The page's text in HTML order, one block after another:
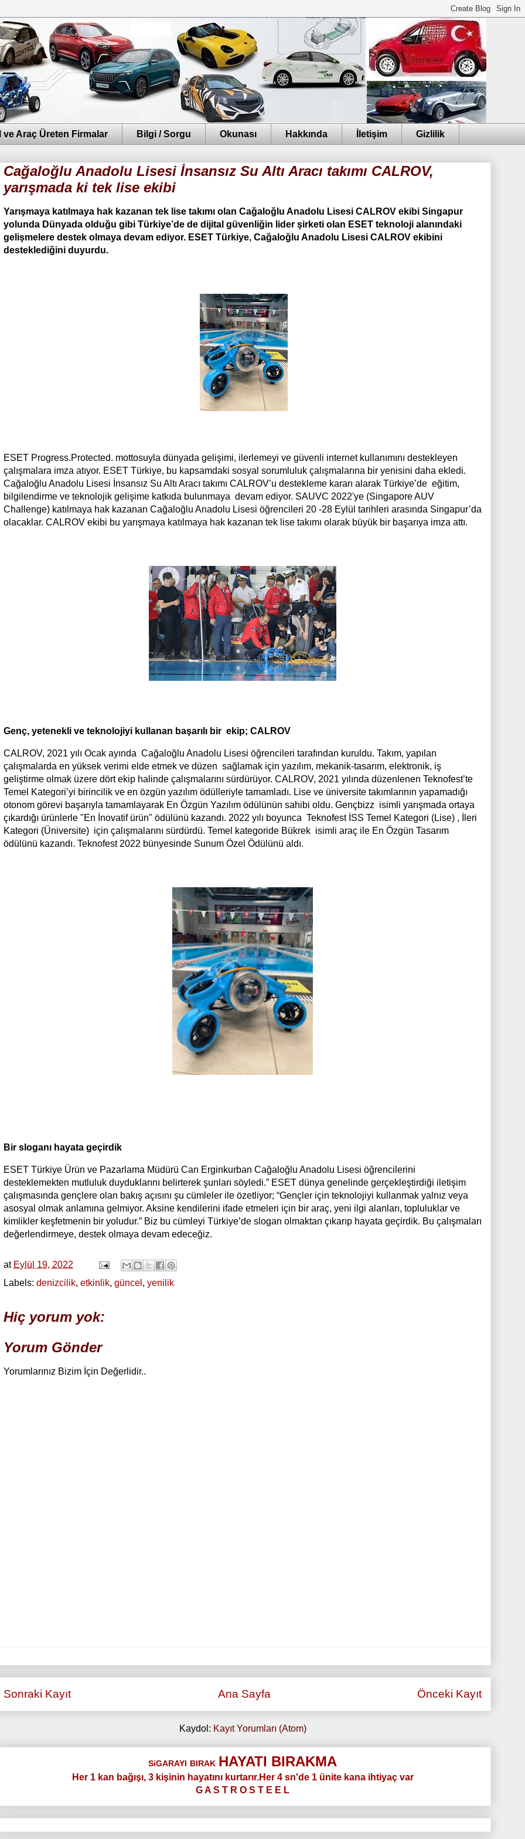
Araç Üreten Firmalar Bilgi / Sorgu Okunası Hakkında İletişim Gizlilik
Cağaloğlu Anadolu Lisesi İnsansız Su Altı Aracı takımı CALROV,
yarışmada ki tek lise ekibi
Yarışmaya katılmaya hak kazanan tek lise takımı olan Cağaloğlu Anadolu Lisesi CALROV ekibi Singapur
yolunda Dünyada olduğu gibi Türkiye’de de dijital güvenliğin lider şirketi olan ESET teknoloji alanındaki
gelişmelere destek olmaya devam ediyor. ESET Türkiye, Cağaloğlu Anadolu Lisesi CALROV ekibini
desteklediğini duyurdu.
ESET Progress.Protected. mottosuyla dünyada gelişimi, ilerlemeyi ve güvenli internet kullanımını destekleyen
çalışmalara imza atıyor. ESET Türkiye, bu kapsamdaki sosyal sorumluluk çalışmalarına bir yenisini daha ekledi.
Cağaloğlu Anadolu Lisesi İnsansız Su Altı Aracı takımı CALROV’u destekleme kararı alarak Türkiye’de eğitim,
bilgilendirme ve teknolojik gelişime katkıda bulunmaya devam ediyor. SAUVC 2022'ye (Singapore AUV
Challenge) katılmaya hak kazanan Cağaloğlu Anadolu Lisesi öğrencileri 20 -28 Eylül tarihleri arasında Singapur’da
olacaklar. CALROV ekibi bu yarışmaya katılmaya hak kazanan tek lise takımı olarak büyük bir başarıya imza attı.
Genç, yetenekli ve teknolojiyi kullanan başarılı bir ekip; CALROV
CALROV, 2021 yılı Ocak ayında Cağaloğlu Anadolu Lisesi öğrencileri tarafından kuruldu. Takım, yapılan
çalışmalarda en yüksek verimi elde etmek ve düzen sağlamak için yazılım, mekanik-tasarım, elektronik, iş
geliştirme olmak üzere dört ekip halinde çalışmalarını sürdürüyor. CALROV, 2021 yılında düzenlenen Teknofest’te
Temel Kategori’yi birincilik ve en özgün yazılım ödülleriyle tamamladı. Lise ve üniversite takımlarının yapamadığı
otonom görevi başarıyla tamamlayarak En Özgün Yazılım ödülünün sahibi oldu. Gençbizz isimli yarışmada ortaya
çıkardığı ürünlerle "En İnovatif ürün" ödülünü kazandı. 2022 yılı boyunca Teknofest İSS Temel Kategori (Lise) , İleri
Kategori (Üniversite) için çalışmalarını sürdürdü. Temel kategoride Bükrek isimli araç ile En Özgün Tasarım
ödülünü kazandı. Teknofest 2022 bünyesinde Sunum Özel Ödülünü aldı.
Bir sloganı hayata geçirdik
ESET Türkiye Ürün ve Pazarlama Müdürü Can Erginkurban Cağaloğlu Anadolu Lisesi öğrencilerini
desteklemekten mutluluk duyduklarını belirterek şunları söyledi.” ESET dünya genelinde gerçekleştirdiği iletişim
çalışmasında gençlere olan bakış açısını şu cümleler ile özetliyor; “Gençler için teknolojiyi kullanmak yalnız veya
asosyal olmak anlamına gelmiyor. Aksine kendilerini ifade etmeleri için bir araç, yeni ilgi alanları, topluluklar ve
kimlikler keşfetmenin bir yoludur.” Biz bu cümleyi Türkiye’de slogan olmaktan çıkarıp hayata geçirdik. Bu çalışmaları
değerlendirmeye, destek olmaya devam edeceğiz.
at Eylül 19, 2022
Labels: denizcilik, etkinlik, güncel , yenilik
Hiç yorum yok:
Yorum Gönder
Yorumlarınız Bizim İçin Değerlidir..
Sonraki Kayıt Önceki Kayıt
Ana Sayfa
Kaydol: Kayıt Yorumları (Atom)
SiGARAYI BIRAK HAYATI BIRAKMA
Her 1 kan bağışı, 3 kişinin hayatını kurtarır.Her 4 sn'de 1 ünite kana ihtiyaç var
G A S T R O S T E E L